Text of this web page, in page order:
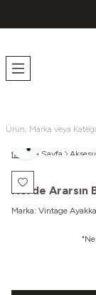
Ana Sayfa
Favoriye Ekle
Paylaş
Nerde Ararsın
Marka: Vintage